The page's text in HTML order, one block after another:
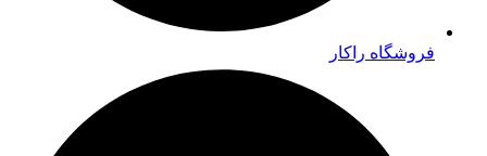
فروشگاه راکار